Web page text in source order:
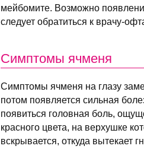
мейбомите. Возможно
следует обратиться к врачу-
Симптомы ячменя
Симптомы ячменя на глазу
потом появляется сильная
появиться головная боль,
красного цвета, на верхушке
вскрывается, откуда вытекает